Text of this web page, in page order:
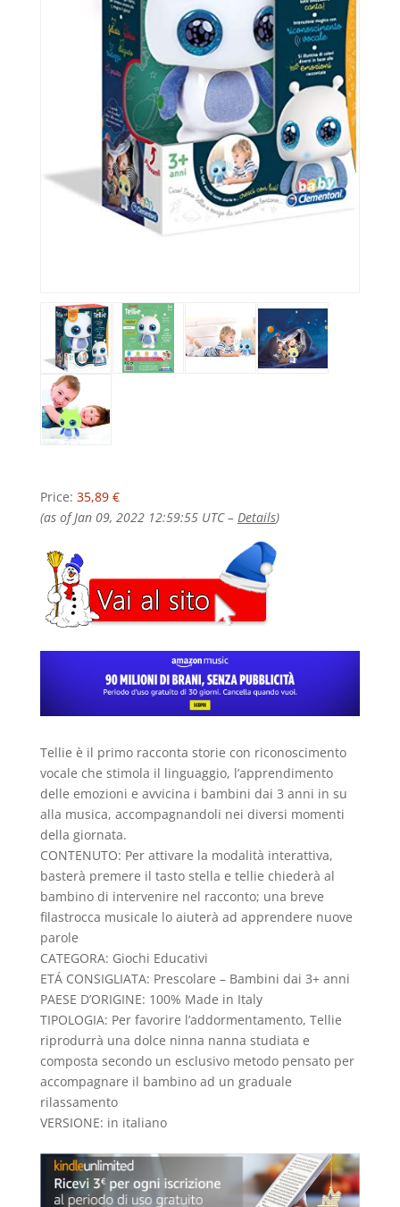
Price: 35,89 €
(as of Jan 09, 2022 12:59:55 UTC – Details)
Tellie è il primo racconta storie con riconoscimento
vocale che stimola il linguaggio, l’apprendimento
delle emozioni e avvicina i bambini dai 3 anni in su
alla musica, accompagnandoli nei diversi momenti
della giornata.
CONTENUTO: Per attivare la modalità interattiva,
basterà premere il tasto stella e tellie chiederà al
bambino di intervenire nel racconto; una breve
filastrocca musicale lo aiuterà ad apprendere nuove
parole
CATEGORA: Giochi Educativi
ETÁ CONSIGLIATA: Prescolare – Bambini dai 3+ anni
PAESE D’ORIGINE: 100% Made in Italy
TIPOLOGIA: Per favorire l’addormentamento, Tellie
riprodurrà una dolce ninna nanna studiata e
composta secondo un esclusivo metodo pensato per
accompagnare il bambino ad un graduale
rilassamento
VERSIONE: in italiano